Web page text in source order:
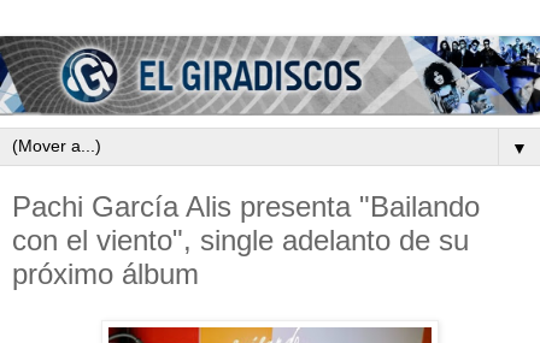
▼
Pachi García Alis presenta "Bailando
con el viento", single adelanto de su
próximo álbum